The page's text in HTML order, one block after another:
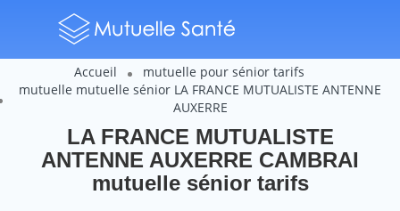
Accueil
mutuelle pour sénior tarifs
mutuelle mutuelle sénior LA FRANCE MUTUALISTE ANTENNE
AUXERRE
LA FRANCE MUTUALISTE
ANTENNE AUXERRE CAMBRAI
mutuelle sénior tarifs